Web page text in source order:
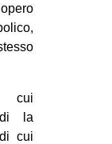
cui
la
cui